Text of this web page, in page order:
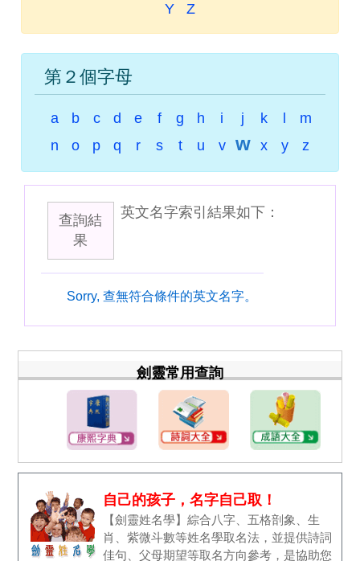
Y
Z
第２個字母
a b c d e f g h i j k
m
n
o p q r s t u v w x y z
查詢結
果
英文名字索引結果如下：
Sorry, 查無符合條件的英文名字。
劍靈常用查詢
自己的孩子，名字自己取！
【劍靈姓名學】綜合八字、五格剖象、生
肖、紫微斗數等姓名學取名法，並提供詩詞
佳句、父母期望等取名方向參考，是協助您